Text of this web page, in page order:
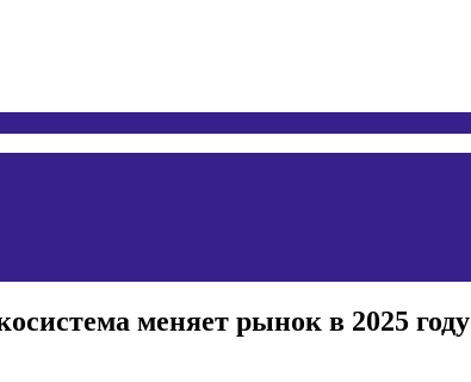
меняет рынок в 2025 году